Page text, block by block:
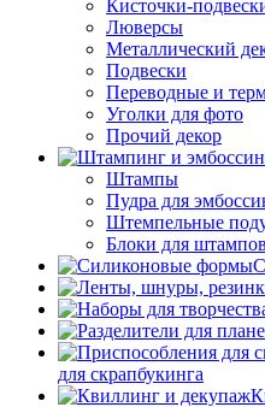
Кисточки-
Люверсы
Металлический
Подвески
Переводные и
Уголки для фото
Прочий декор
Штампы
Пудра для
Штемпельные
Блоки для штампов
для скрапбукинга